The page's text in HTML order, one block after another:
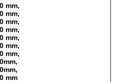
mm,
mm,
mm,
mm,
mm,
mm,
mm,
mm